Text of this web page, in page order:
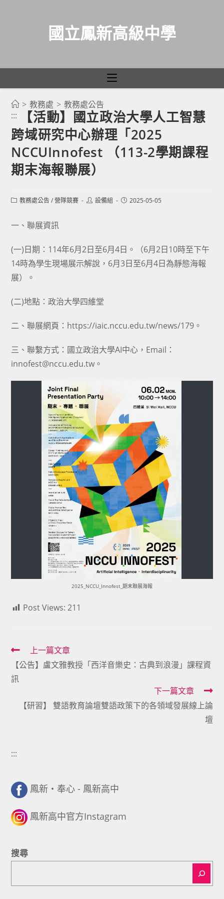
國立鳳新高級中學
> 教務處 > 教務處公告
:::
【活動】國立政治大學人工智慧
跨域研究中心辦理「2025
NCCUInnofest （113-2學期課程
期末海報聯展）
Post教務處公告 / 營隊競賽
Post設備組
Post2025-05-05
一、聯展資訊
(一)日期：114年6月2日至6月4日。（6月2日10時至下午
14時為學生現場展示解說，6月3日至6月4日為靜態海報
展）。
(二)地點：政治大學四維堂
二、聯展網頁：https://iaic.nccu.edu.tw/news/179。
三、聯繫方式：國立政治大學AI中心，Email：
innofest@nccu.edu.tw。
2025_NCCU_Innofest_期末聯展海報
Post Views: 211
Read
more
articles
上一篇文章
【公告】盧文雅教授「西洋音樂史：古典到浪漫」課程資
訊
下一篇文章
【研習】 雙語教育論壇雙語政策下的各領域發展線上論
壇
:::
鳳新・奉心 - 鳳新高中
鳳新高中官方Instagram
搜尋